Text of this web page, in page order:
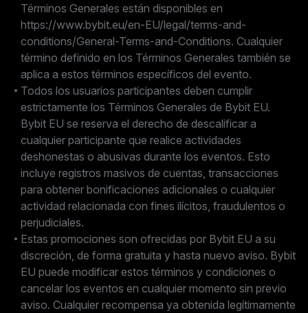
Términos Generales están disponibles en
https://www.bybit.eu/en-EU/legal/terms-and-
conditions/General-Terms-and-Conditions. Cualquier
término definido en los Términos Generales también se
aplica a estos términos específicos del evento.
Todos los usuarios participantes deben cumplir
estrictamente los Términos Generales de Bybit EU.
Bybit EU se reserva el derecho de descalificar a
cualquier participante que realice actividades
deshonestas o abusivas durante los eventos. Esto
incluye registros masivos de cuentas, transacciones
para obtener bonificaciones adicionales o cualquier
actividad relacionada con fines ilícitos, fraudulentos o
perjudiciales.
Estas promociones son ofrecidas por Bybit EU a su
discreción, de forma gratuita y hasta nuevo aviso. Bybit
EU puede modificar estos términos y condiciones o
cancelar los eventos en cualquier momento sin previo
aviso. Cualquier recompensa ya obtenida legítimamente